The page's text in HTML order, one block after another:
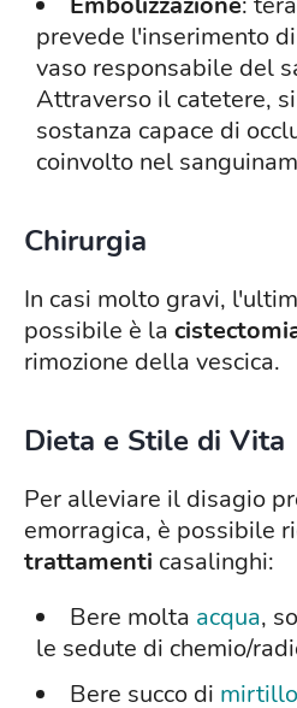
prevede l'inserimento
vaso responsabile del
Attraverso il catetere,
sostanza capace di
coinvolto nel
Chirurgia
In casi molto gravi,
possibile è la
rimozione della vescica.
Dieta e Stile di Vita
Per alleviare il disagio
emorragica, è possibile
trattamenti casalinghi:
Bere molta acqua,
le sedute di chemio/
Bere succo di mirtillo